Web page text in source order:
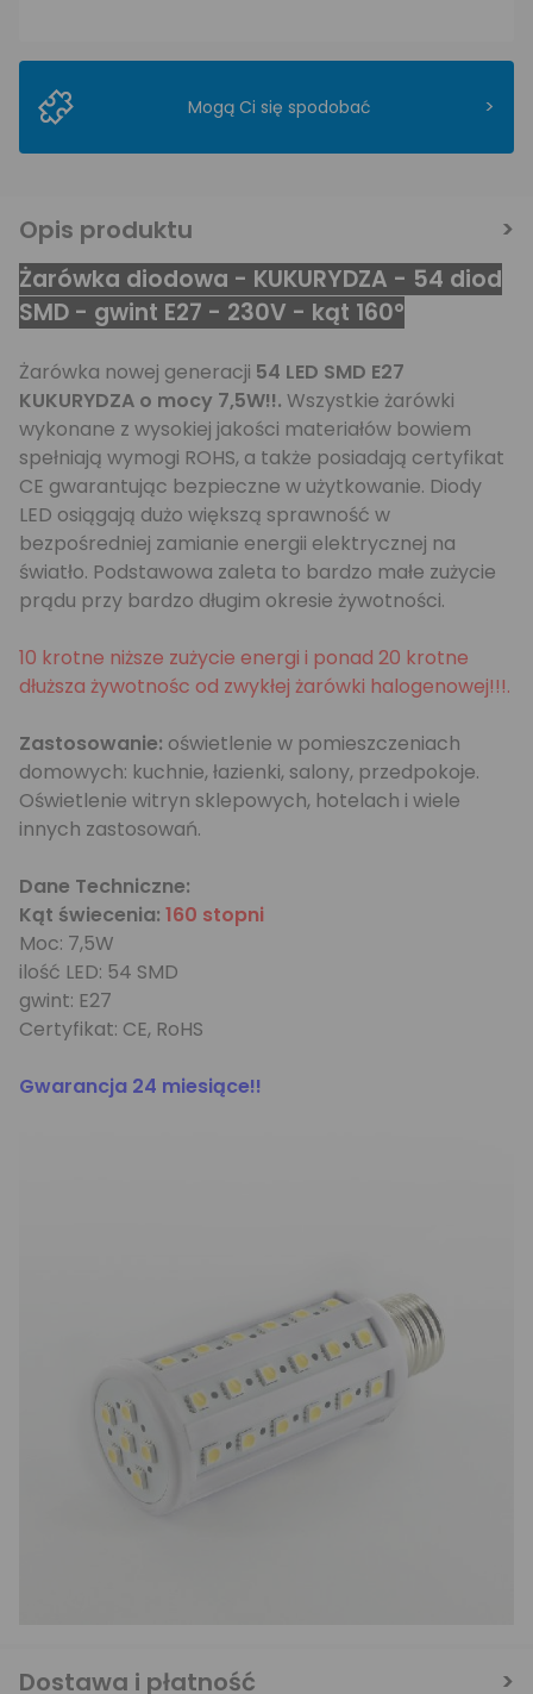
Mogą Ci się spodobać >
Opis produktu
Żarówka diodowa - KUKURYDZA - 54 diod
SMD - gwint E27 - 230V - kąt 160°
Żarówka nowej generacji 54 LED SMD E27
KUKURYDZA o mocy 7,5W!!. Wszystkie żarówki
wykonane z wysokiej jakości materiałów bowiem
spełniają wymogi ROHS, a także posiadają certyfikat
CE gwarantując bezpieczne w użytkowanie. Diody
LED osiągają dużo większą sprawność w
bezpośredniej zamianie energii elektrycznej na
światło. Podstawowa zaleta to bardzo małe zużycie
prądu przy bardzo długim okresie żywotności.
10 krotne niższe zużycie energi i ponad 20 krotne
dłuższa żywotnośc od zwykłej żarówki halogenowej!!!.
Zastosowanie: oświetlenie w pomieszczeniach
domowych: kuchnie, łazienki, salony, przedpokoje.
Oświetlenie witryn sklepowych, hotelach i wiele
innych zastosowań.
Dane Techniczne:
Kąt świecenia: 160 stopni
Moc: 7,5W
ilość LED: 54 SMD
gwint: E27
Certyfikat: CE, RoHS
Gwarancja 24 miesiące!!
Dostawa i płatność